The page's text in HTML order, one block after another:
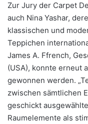
Zur Jury der Carpet
auch Nina Yashar,
klassischen und
Teppichen
James A. Ffrench,
(USA), konnte erneut
gewonnen werden.
zwischen sämtlichen
geschickt
Raumelemente als